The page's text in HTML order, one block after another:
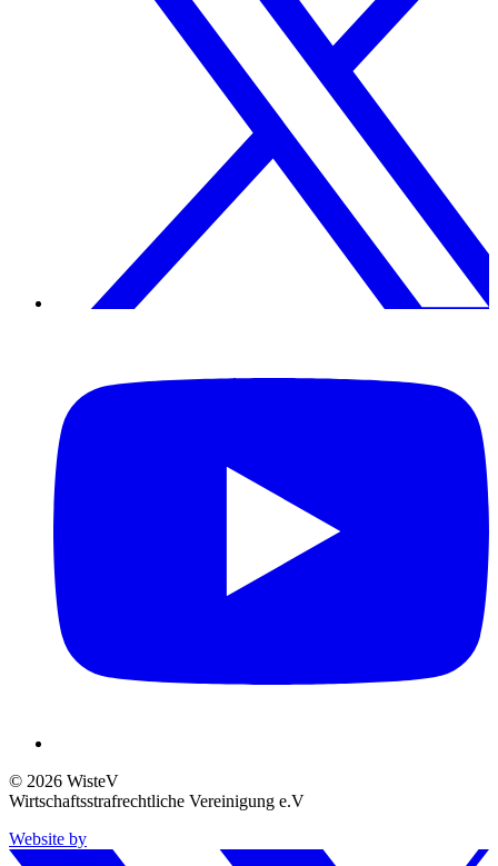
© 2026 WisteV
Wirtschaftsstrafrechtliche Vereinigung e.V
Website by